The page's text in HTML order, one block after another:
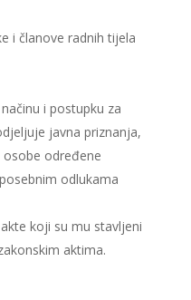
i članove radnih tijela
i postupku za
javna priznanja,
određene
odlukama
koji su mu stavljeni
aktima.